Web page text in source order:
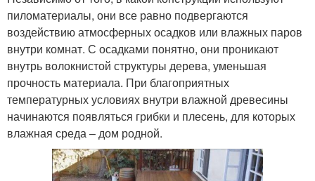
пиломатериалы, они все равно подвергаются
воздействию атмосферных осадков или влажных паров
внутри комнат. С осадками понятно, они проникают
внутрь волокнистой структуры дерева, уменьшая
прочность материала. При благоприятных
температурных условиях внутри влажной древесины
начинаются появляться грибки и плесень, для которых
влажная среда – дом родной.